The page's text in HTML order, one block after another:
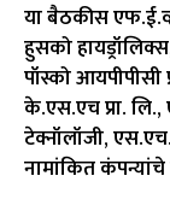
या बैठकीस
हुसको
पॉस्को आयपीपीसी
के.एस.एच प्रा. लि.,
टेक्नॉलॉजी,
नामांकित कंपन्यांचे